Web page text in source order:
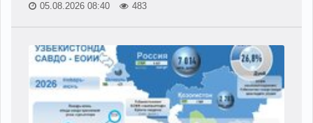
05.08.2026 08:40 483